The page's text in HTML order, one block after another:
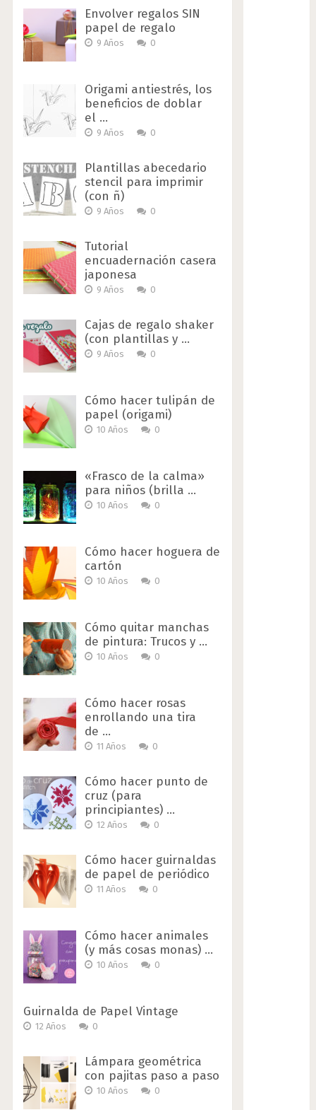
Envolver regalos SIN
papel de regalo
9 Años 0
Origami antiestrés, los
beneficios de doblar
el …
9 Años 0
Plantillas abecedario
stencil para imprimir
(con ñ)
9 Años 0
Tutorial
encuadernación casera
japonesa
9 Años 0
Cajas de regalo shaker
(con plantillas y …
9 Años 0
Cómo hacer tulipán de
papel (origami)
10 Años 0
«Frasco de la calma»
para niños (brilla …
10 Años 0
Cómo hacer hoguera de
cartón
10 Años 0
Cómo quitar manchas
de pintura: Trucos y …
10 Años 0
Cómo hacer rosas
enrollando una tira
de …
11 Años 0
Cómo hacer punto de
cruz (para
principiantes) …
12 Años 0
Cómo hacer guirnaldas
de papel de periódico
11 Años 0
Cómo hacer animales
(y más cosas monas) …
10 Años 0
Guirnalda de Papel Vintage
12 Años 0
Lámpara geométrica
con pajitas paso a paso
10 Años 0